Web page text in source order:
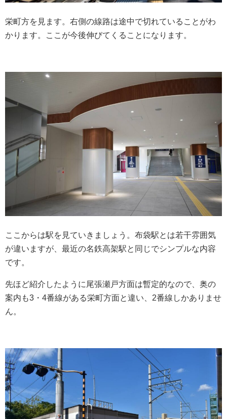
栄町方を見ます。右側の線路は途中で切れていることがわ
かります。ここが今後伸びてくることになります。
ここからは駅を見ていきましょう。布袋駅とは若干雰囲気
が違いますが、最近の名鉄高架駅と同じでシンプルな内容
です。
先ほど紹介したように尾張瀬戸方面は暫定的なので、奥の
案内も3・4番線がある栄町方面と違い、2番線しかありませ
ん。